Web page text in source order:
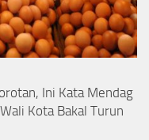
Ini Kata Mendag
Kota Bakal Turun